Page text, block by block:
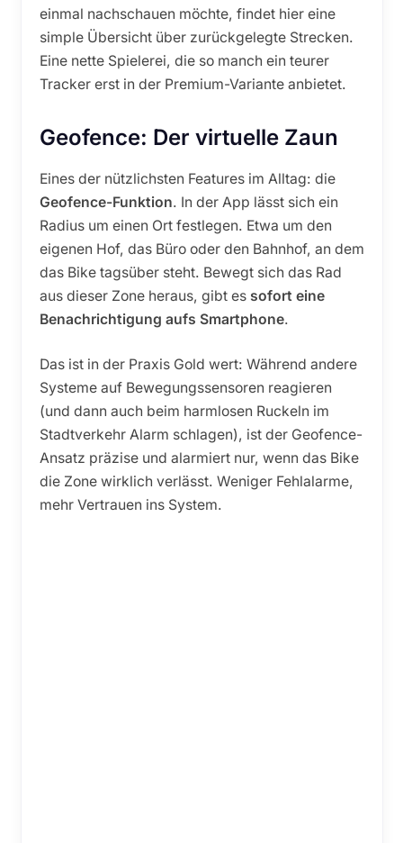
einmal nachschauen möchte, findet hier eine
simple Übersicht über zurückgelegte Strecken.
Eine nette Spielerei, die so manch ein teurer
Tracker erst in der Premium-Variante anbietet.
Geofence: Der virtuelle Zaun
Eines der nützlichsten Features im Alltag: die
Geofence-Funktion. In der App lässt sich ein
Radius um einen Ort festlegen. Etwa um den
eigenen Hof, das Büro oder den Bahnhof, an dem
das Bike tagsüber steht. Bewegt sich das Rad
aus dieser Zone heraus, gibt es sofort eine
Benachrichtigung aufs Smartphone.
Das ist in der Praxis Gold wert: Während andere
Systeme auf Bewegungssensoren reagieren
(und dann auch beim harmlosen Ruckeln im
Stadtverkehr Alarm schlagen), ist der Geofence-
Ansatz präzise und alarmiert nur, wenn das Bike
die Zone wirklich verlässt. Weniger Fehlalarme,
mehr Vertrauen ins System.